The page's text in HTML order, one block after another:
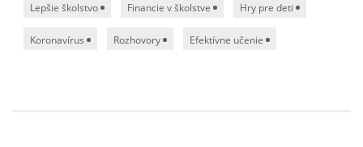
Lepšie školstvo Financie v školstve Hry pre deti
Koronavírus Rozhovory Efektívne učenie